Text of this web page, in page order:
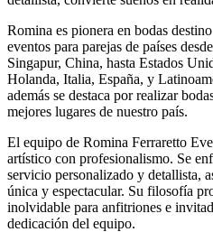
Romina es pionera en bodas
eventos para parejas de países
Singapur, China, hasta Estados
Holanda, Italia, España, y
además se destaca por realizar
mejores lugares de nuestro país.
El equipo de Romina Ferraretto
artístico con profesionalismo. Se
servicio personalizado y detallista,
única y espectacular. Su filosofía
inolvidable para anfitriones e
dedicación del equipo.